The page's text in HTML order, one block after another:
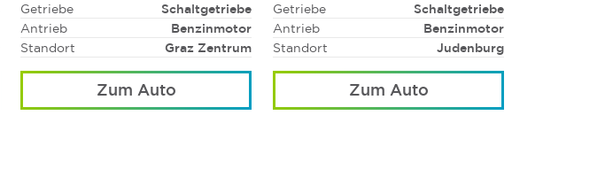
Getriebe
Schaltgetriebe
Antrieb
Benzinmotor
Standort
Graz Zentrum
Zum Auto
Getriebe
Schaltgetriebe
Antrieb
Benzinmotor
Standort
Judenburg
Zum Auto